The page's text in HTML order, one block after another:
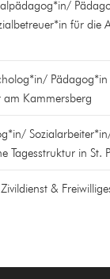
für die
am Kammersberg
Tagesstruktur in St.
&